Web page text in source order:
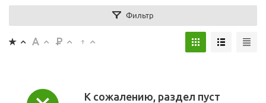
Фильтр
К сожалению, раздел пуст